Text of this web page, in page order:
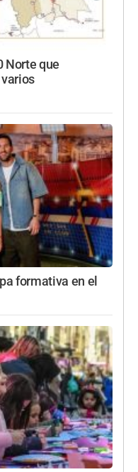
Norte que
formativa en el